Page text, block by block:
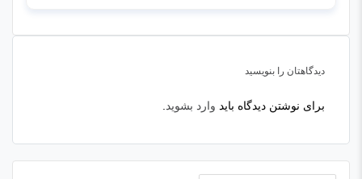
دیدگاهتان را بنویسید
برای نوشتن دیدگاه باید وارد بشوید